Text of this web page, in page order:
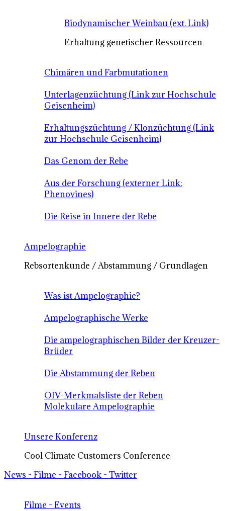
Biodynamischer Weinbau (ext. Link)
Erhaltung genetischer Ressourcen
Chimären und Farbmutationen
Unterlagenzüchtung (Link zur Hochschule
Geisenheim)
Erhaltungszüchtung / Klonzüchtung (Link
zur Hochschule Geisenheim)
Das Genom der Rebe
Aus der Forschung (externer Link:
Phenovines)
Die Reise in Innere der Rebe
Ampelographie
Rebsortenkunde / Abstammung / Grundlagen
Was ist Ampelographie?
Ampelographische Werke
Die ampelographischen Bilder der Kreuzer-
Brüder
Die Abstammung der Reben
OIV-Merkmalsliste der Reben
Molekulare Ampelographie
Unsere Konferenz
Cool Climate Customers Conference
News - Filme - Facebook - Twitter
Filme - Events